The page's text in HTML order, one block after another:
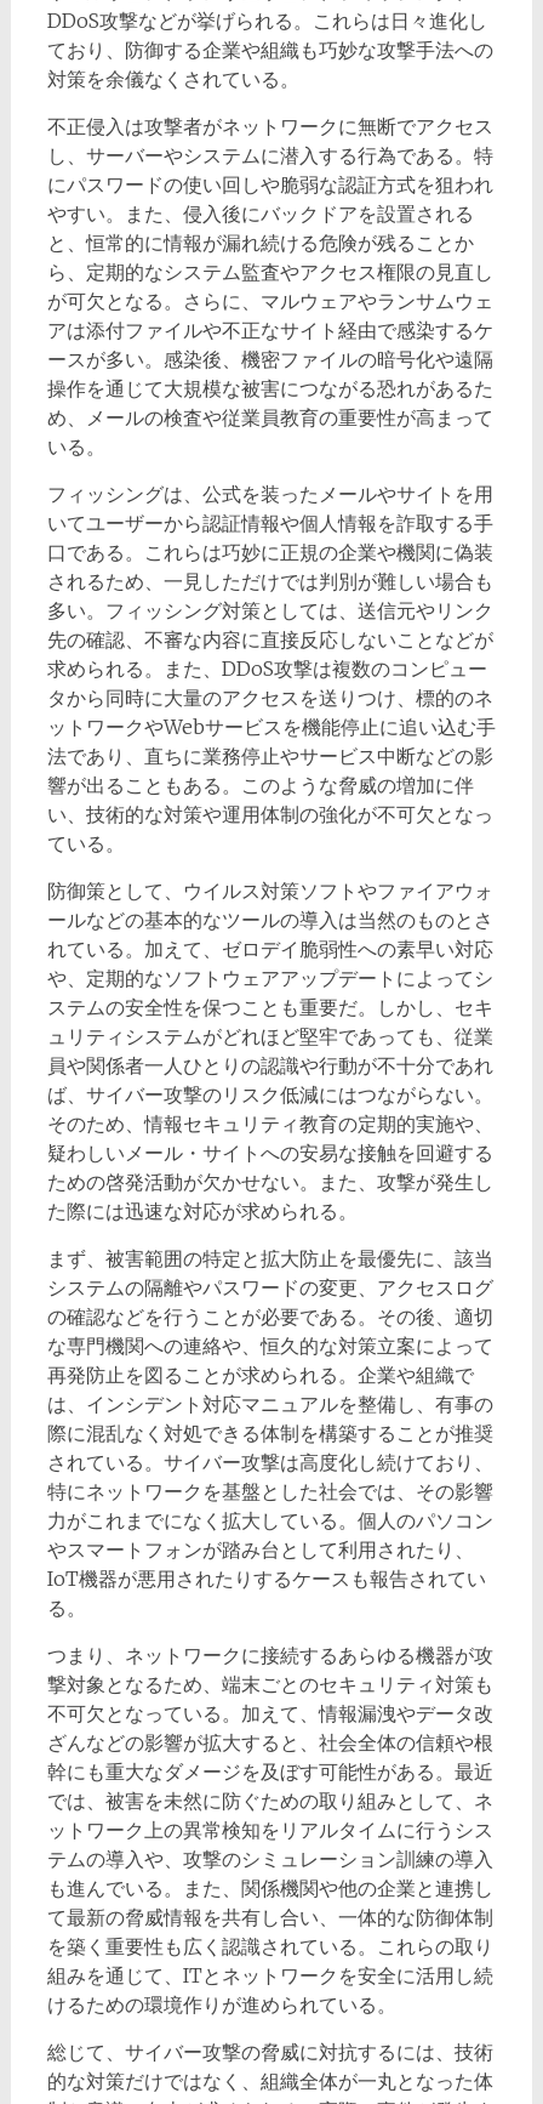
DDoS攻撃などが挙げられる。これらは日々進化し
ており、防御する企業や組織も巧妙な攻撃手法への
対策を余儀なくされている。
不正侵入は攻撃者がネットワークに無断でアクセス
し、サーバーやシステムに潜入する行為である。特
にパスワードの使い回しや脆弱な認証方式を狙われ
やすい。また、侵入後にバックドアを設置される
と、恒常的に情報が漏れ続ける危険が残ることか
ら、定期的なシステム監査やアクセス権限の見直し
が可欠となる。さらに、マルウェアやランサムウェ
アは添付ファイルや不正なサイト経由で感染するケ
ースが多い。感染後、機密ファイルの暗号化や遠隔
操作を通じて大規模な被害につながる恐れがあるた
め、メールの検査や従業員教育の重要性が高まって
いる。
フィッシングは、公式を装ったメールやサイトを用
いてユーザーから認証情報や個人情報を詐取する手
口である。これらは巧妙に正規の企業や機関に偽装
されるため、一見しただけでは判別が難しい場合も
多い。フィッシング対策としては、送信元やリンク
先の確認、不審な内容に直接反応しないことなどが
求められる。また、DDoS攻撃は複数のコンピュー
タから同時に大量のアクセスを送りつけ、標的のネ
ットワークやWebサービスを機能停止に追い込む手
法であり、直ちに業務停止やサービス中断などの影
響が出ることもある。このような脅威の増加に伴
い、技術的な対策や運用体制の強化が不可欠となっ
ている。
防御策として、ウイルス対策ソフトやファイアウォ
ールなどの基本的なツールの導入は当然のものとさ
れている。加えて、ゼロデイ脆弱性への素早い対応
や、定期的なソフトウェアアップデートによってシ
ステムの安全性を保つことも重要だ。しかし、セキ
ュリティシステムがどれほど堅牢であっても、従業
員や関係者一人ひとりの認識や行動が不十分であれ
ば、サイバー攻撃のリスク低減にはつながらない。
そのため、情報セキュリティ教育の定期的実施や、
疑わしいメール・サイトへの安易な接触を回避する
ための啓発活動が欠かせない。また、攻撃が発生し
た際には迅速な対応が求められる。
まず、被害範囲の特定と拡大防止を最優先に、該当
システムの隔離やパスワードの変更、アクセスログ
の確認などを行うことが必要である。その後、適切
な専門機関への連絡や、恒久的な対策立案によって
再発防止を図ることが求められる。企業や組織で
は、インシデント対応マニュアルを整備し、有事の
際に混乱なく対処できる体制を構築することが推奨
されている。サイバー攻撃は高度化し続けており、
特にネットワークを基盤とした社会では、その影響
力がこれまでになく拡大している。個人のパソコン
やスマートフォンが踏み台として利用されたり、
IoT機器が悪用されたりするケースも報告されてい
る。
つまり、ネットワークに接続するあらゆる機器が攻
撃対象となるため、端末ごとのセキュリティ対策も
不可欠となっている。加えて、情報漏洩やデータ改
ざんなどの影響が拡大すると、社会全体の信頼や根
幹にも重大なダメージを及ぼす可能性がある。最近
では、被害を未然に防ぐための取り組みとして、ネ
ットワーク上の異常検知をリアルタイムに行うシス
テムの導入や、攻撃のシミュレーション訓練の導入
も進んでいる。また、関係機関や他の企業と連携し
て最新の脅威情報を共有し合い、一体的な防御体制
を築く重要性も広く認識されている。これらの取り
組みを通じて、ITとネットワークを安全に活用し続
けるための環境作りが進められている。
総じて、サイバー攻撃の脅威に対抗するには、技術
的な対策だけではなく、組織全体が一丸となった体